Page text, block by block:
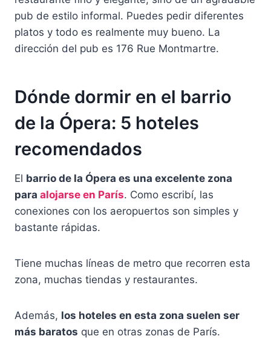
pub de estilo informal. Puedes pedir diferentes
platos y todo es realmente muy bueno. La
dirección del pub es 176 Rue Montmartre.
Dónde dormir en el barrio
de la Ópera: 5 hoteles
recomendados
El barrio de la Ópera es una excelente zona
para alojarse en París. Como escribí, las
conexiones con los aeropuertos son simples y
bastante rápidas.
Tiene muchas líneas de metro que recorren esta
zona, muchas tiendas y restaurantes.
Además, los hoteles en esta zona suelen ser
más baratos que en otras zonas de París.